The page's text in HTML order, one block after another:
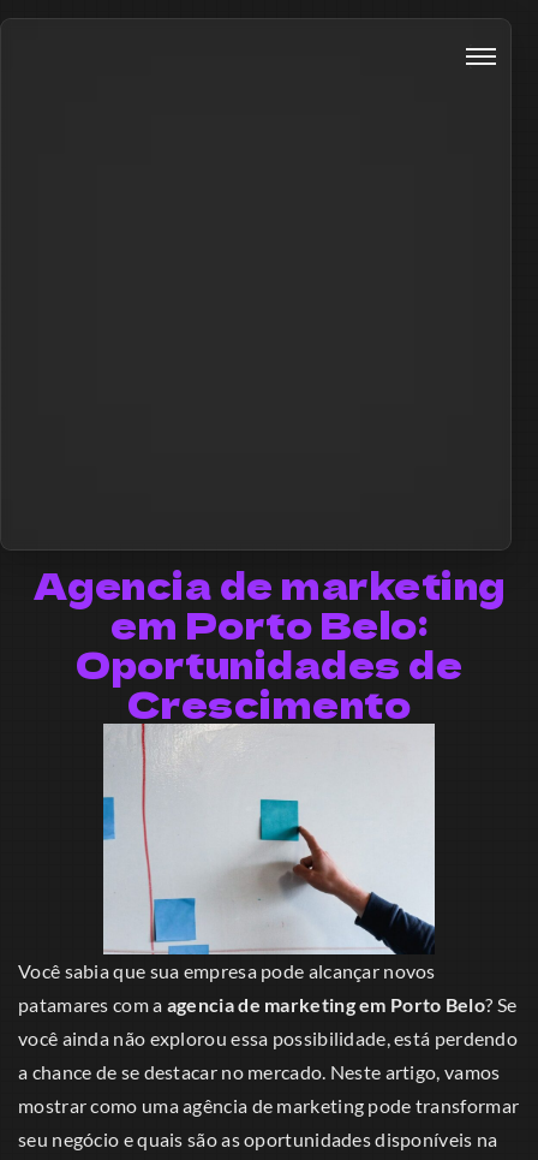
Agencia de marketing
em Porto Belo:
Oportunidades de
Crescimento
Você sabia que sua empresa pode alcançar novos
patamares com a agencia de marketing em Porto Belo? Se
você ainda não explorou essa possibilidade, está perdendo
a chance de se destacar no mercado. Neste artigo, vamos
mostrar como uma agência de marketing pode transformar
seu negócio e quais são as oportunidades disponíveis na